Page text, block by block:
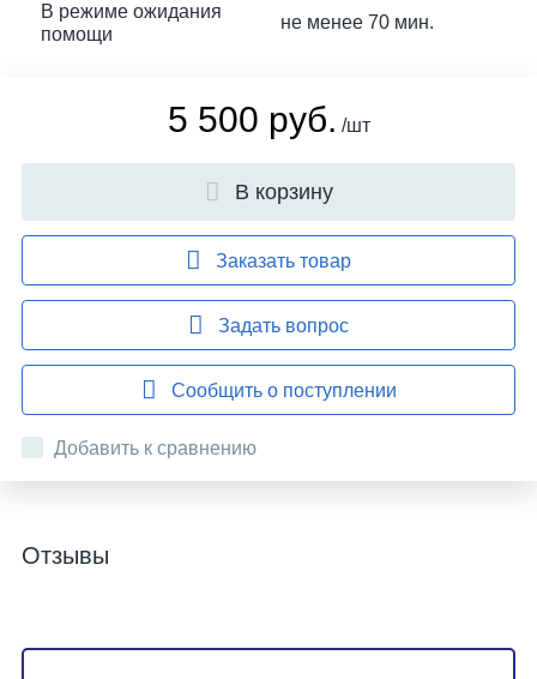
В режиме ожидания
помощи
не менее 70 мин.
5 500 руб. /шт
В корзину
Заказать товар
Задать вопрос
Сообщить о поступлении
Добавить к сравнению
Отзывы